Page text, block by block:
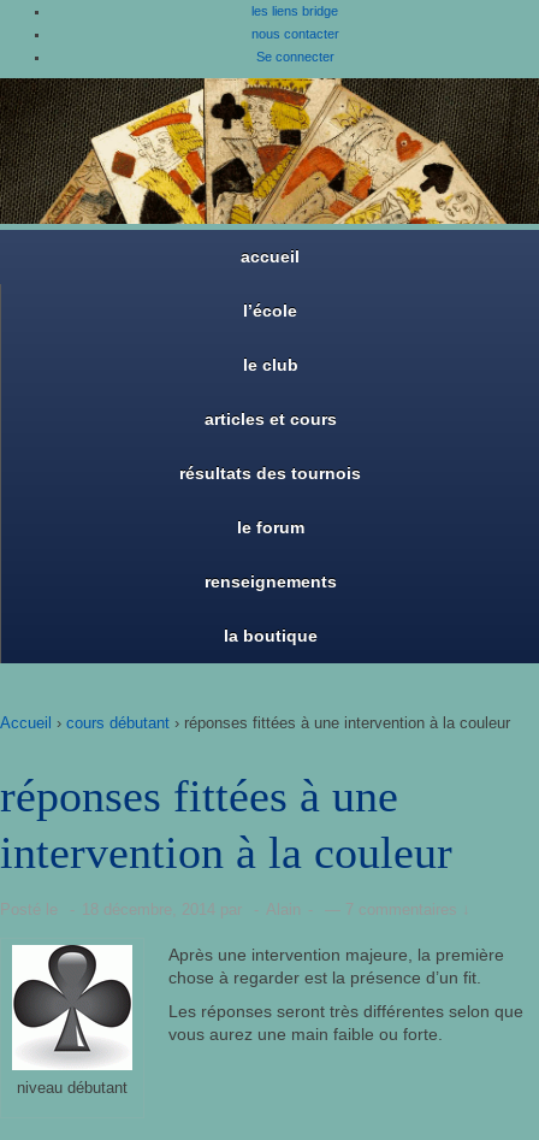
les liens bridge
nous contacter
Se connecter
accueil
l’école
le club
articles et cours
résultats des tournois
le forum
renseignements
la boutique
Accueil › cours débutant › réponses fittées à une intervention à la couleur
réponses fittées à une
intervention à la couleur
Posté le 18 décembre, 2014 par Alain — 7 commentaires ↓
niveau débutant
Après une intervention majeure, la première
chose à regarder est la présence d’un fit.
Les réponses seront très différentes selon que
vous aurez une main faible ou forte.